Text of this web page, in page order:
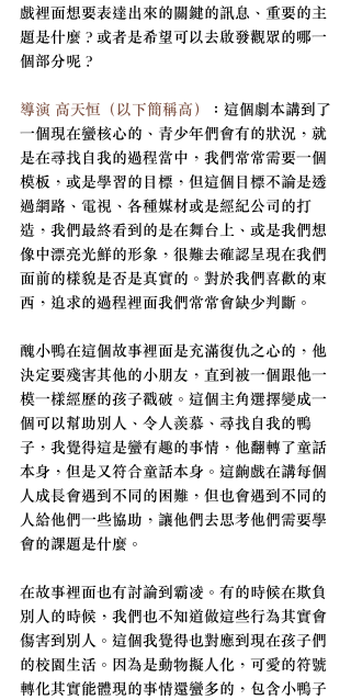
戲裡面想要表達出來的關鍵的訊息、重要的主
題是什麼？或者是希望可以去啟發觀眾的哪一
個部分呢？
導演 高天恒（以下簡稱高）
：這個劇本講到了
一個現在蠻核心的、青少年們會有的狀況，就
是在尋找自我的過程當中，我們常常需要一個
模板，或是學習的目標，但這個目標不論是透
過網路、電視、各種媒材或是經紀公司的打
造，我們最終看到的是在舞台上、或是我們想
像中漂亮光鮮的形象，很難去確認呈現在我們
面前的樣貌是否是真實的。對於我們喜歡的東
西，追求的過程裡面我們常常會缺少判斷。
醜小鴨在這個故事裡面是充滿復仇之心的，他
決定要殘害其他的小朋友，直到被一個跟他一
模一樣經歷的孩子戳破。這個主角選擇變成一
個可以幫助別人、令人羨慕、尋找自我的鴨
子，我覺得這是蠻有趣的事情，他翻轉了童話
本身，但是又符合童話本身。這齣戲在講每個
人成長會遇到不同的困難，但也會遇到不同的
人給他們一些協助，讓他們去思考他們需要學
會的課題是什麼。
在故事裡面也有討論到霸凌。有的時候在欺負
別人的時候，我們也不知道做這些行為其實會
傷害到別人。這個我覺得也對應到現在孩子們
的校園生活。因為是動物擬人化，可愛的符號
轉化其實能體現的事情還蠻多的，包含小鴨子